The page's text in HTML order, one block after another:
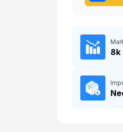
8k